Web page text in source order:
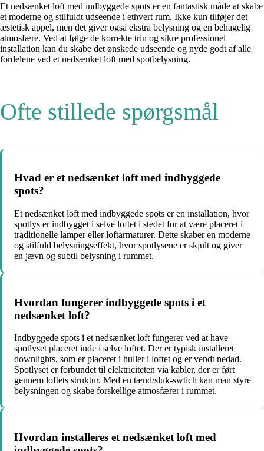
Et nedsænket loft med indbyggede spots er en fantastisk måde at skabe
et moderne og stilfuldt udseende i ethvert rum. Ikke kun tilføjer det
æstetisk appel, men det giver også ekstra belysning og en behagelig
atmosfære. Ved at følge de korrekte trin og sikre professionel
installation kan du skabe det ønskede udseende og nyde godt af alle
fordelene ved et nedsænket loft med spotbelysning.
Ofte stillede spørgsmål
Hvad er et nedsænket loft med indbyggede
spots?
Et nedsænket loft med indbyggede spots er en installation, hvor
spotlys er indbygget i selve loftet i stedet for at være placeret i
traditionelle lamper eller loftarmaturer. Dette skaber en moderne
og stilfuld belysningseffekt, hvor spotlysene er skjult og giver
en jævn og subtil belysning i rummet.
Hvordan fungerer indbyggede spots i et
nedsænket loft?
Indbyggede spots i et nedsænket loft fungerer ved at have
spotlyset placeret inde i selve loftet. Der er typisk installeret
downlights, som er placeret i huller i loftet og er vendt nedad.
Spotlyset er forbundet til elektriciteten via kabler, der er ført
gennem loftets struktur. Med en tænd/sluk-swtich kan man styre
belysningen og skabe forskellige atmosfærer i rummet.
Hvordan installeres et nedsænket loft med